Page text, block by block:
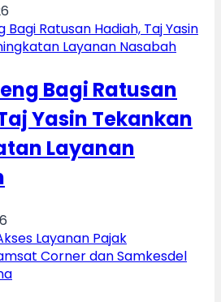
Bagi Ratusan
Yasin Tekankan
Layanan